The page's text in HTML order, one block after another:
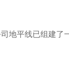
地平线已组建了